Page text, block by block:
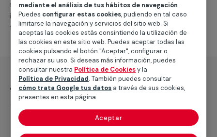
suministro de los materiales necesarios, las
intervenciones a realizar, o la mano de obra que hará
falta para completar tu proyecto.
¿Qué incluye?
mediante el análisis de tus hábitos de navegación.
Puedes configurar estas cookies, pudiendo en tal caso
limitarse la navegación y servicios del sitio web. Si
aceptas las cookies estás consintiendo la utilización de
las cookies en este sitio web. Puedes aceptar todas las
cookies pulsando el botón "Aceptar", configurar o
rechazar su uso. Si deseas más información, puedes
consultar nuestra Política de Cookiesy la
Política de Privacidad. También puedes consultar
cómo trata Google tus datos a través de sus cookies,
presentes en esta página.
Aceptar